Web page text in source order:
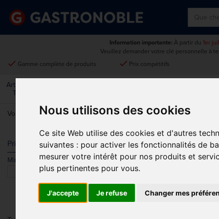
Nous utilisons des cookies
Ce site Web utilise des cookies et d'autres
suivantes : pour activer les fonctionnalités de
mesurer votre intérêt pour nos produits et
plus pertinentes pour vous.
J'accepte Je refuse Changer mes
Information importante: À partir du 1er
Veuillez demander votre clé personnelle à
done Gamme complète de produits done Prix compétitifs
Art De La
Table
Vous êtes ici:Accueil > Matériel électrique et de cuisson >Laverie
Prix
Min. Max.
DIVERS